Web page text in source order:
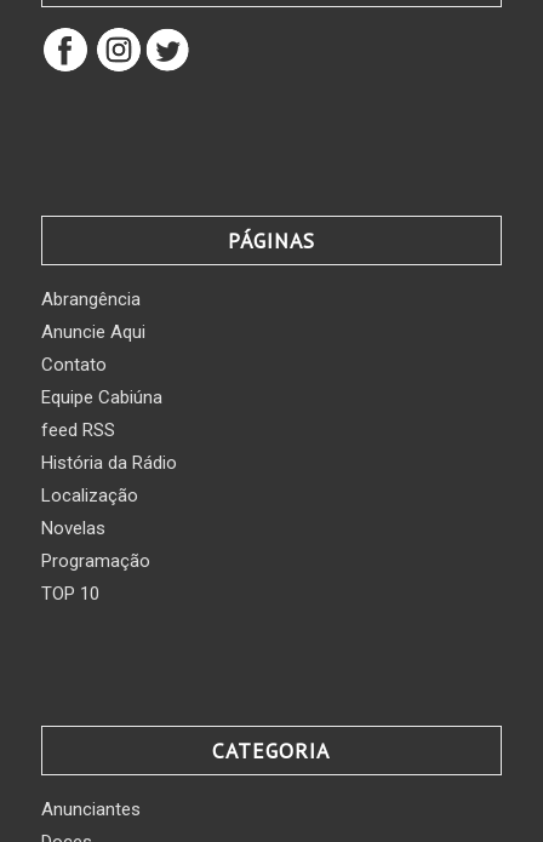
PÁGINAS
Abrangência
Anuncie Aqui
Contato
Equipe Cabiúna
feed RSS
História da Rádio
Localização
Novelas
Programação
TOP 10
CATEGORIA
Anunciantes